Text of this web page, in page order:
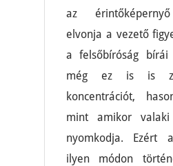
az
elvonja a vezető
a felsőbíróság bírái
még ez is is
koncentrációt,
mint amikor
nyomkodja. Ezért
ilyen módon